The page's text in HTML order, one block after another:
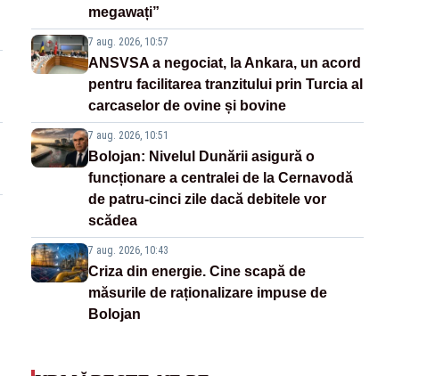
megawați”
7 aug. 2026, 10:57
ANSVSA a negociat, la Ankara, un acord
pentru facilitarea tranzitului prin Turcia al
carcaselor de ovine și bovine
7 aug. 2026, 10:51
Bolojan: Nivelul Dunării asigură o
funcționare a centralei de la Cernavodă
de patru-cinci zile dacă debitele vor
scădea
7 aug. 2026, 10:43
Criza din energie. Cine scapă de
măsurile de raționalizare impuse de
Bolojan